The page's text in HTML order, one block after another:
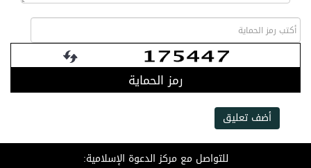
رمز الحماية
أضف تعليق
للتواصل مع مركز الدعوة الإسلامية: